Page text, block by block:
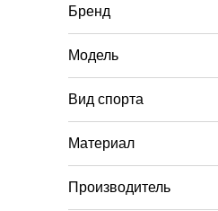
Бренд
Модель
Вид спорта
Материал
Производитель